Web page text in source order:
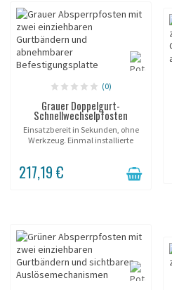
(0)
Grauer Doppelgurt-
Schnellwechselpfosten
Einsatzbereit in Sekunden, ohne
Werkzeug. Einmal installierte
Gurtabgänge, ein Pfosten. Bilden
217,19 €